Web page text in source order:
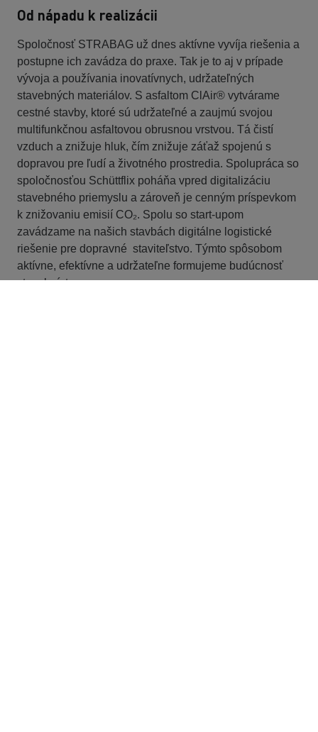
Od nápadu k realizácii
Spoločnosť STRABAG už dnes aktívne vyvíja riešenia a
postupne ich zavádza do praxe. Tak je to aj v prípade
vývoja a používania inovatívnych, udržateľných
stavebných materiálov. S asfaltom ClAir® vytvárame
cestné stavby, ktoré sú udržateľné a zaujmú svojou
multifunkčnou asfaltovou obrusnou vrstvou. Tá čistí
vzduch a znižuje hluk, čím znižuje záťaž spojenú s
dopravou pre ľudí a životného prostredia. Spolupráca so
spoločnosťou Schüttflix poháňa vpred digitalizáciu
stavebného priemyslu a zároveň je cenným príspevkom
k znižovaniu emisií CO₂. Spolu so start-upom
zavádzame na našich stavbách digitálne logistické
riešenie pre dopravné staviteľstvo. Týmto spôsobom
aktívne, efektívne a udržateľne formujeme budúcnosť
stavebníctva.